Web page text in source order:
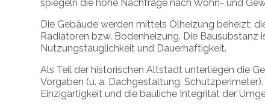
spiegeln die hohe Nachfrage nach Wohn- und
Die Gebäude werden mittels Ölheizung beheizt;
Radiatoren bzw. Bodenheizung. Die
Nutzungstauglichkeit und Dauerhaftigkeit.
Als Teil der historischen Altstadt unterliegen die
Vorgaben (u. a. Dachgestaltung,
Einzigartigkeit und die bauliche Integrität der